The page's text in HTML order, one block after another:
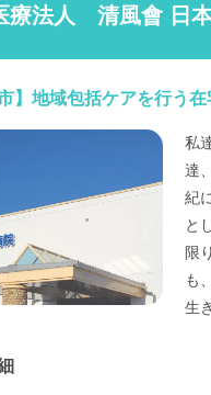
療法人 清風會 日
市】地域包括ケアを行う
私
達
紀
と
限
も
生